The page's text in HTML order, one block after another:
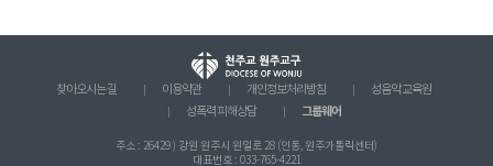
찾아오시는 길 이용약관 개인정보처리방침
성음악 교육원
성폭력 피해상담
그룹웨어
주소 : 26429 ) 강원 원주시 원일로 28 (인동, 원주가톨릭센터)
대표번호 : 033-765-4221